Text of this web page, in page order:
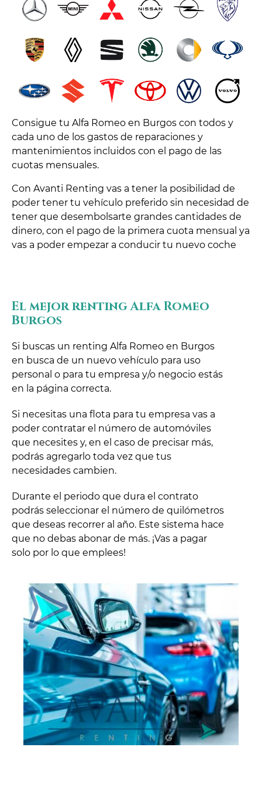
Consigue tu Alfa Romeo en Burgos con todos y
cada uno de los gastos de reparaciones y
mantenimientos incluidos con el pago de las
cuotas mensuales.
Con Avanti Renting vas a tener la posibilidad de
poder tener tu vehículo preferido sin necesidad de
tener que desembolsarte grandes cantidades de
dinero, con el pago de la primera cuota mensual ya
vas a poder empezar a conducir tu nuevo coche
El mejor renting Alfa Romeo
Burgos
Si buscas un renting Alfa Romeo en Burgos
en busca de un nuevo vehículo para uso
personal o para tu empresa y/o negocio estás
en la página correcta.
Si necesitas una flota para tu empresa vas a
poder contratar el número de automóviles
que necesites y, en el caso de precisar más,
podrás agregarlo toda vez que tus
necesidades cambien.
Durante el periodo que dura el contrato
podrás seleccionar el número de quilómetros
que deseas recorrer al año. Este sistema hace
que no debas abonar de más. ¡Vas a pagar
solo por lo que emplees!